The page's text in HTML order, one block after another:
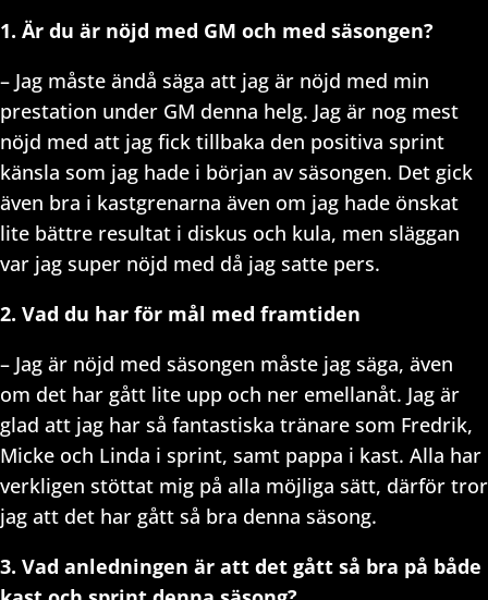
1. Är du är nöjd med GM och med säsongen?
– Jag måste ändå säga att jag är nöjd med min
prestation under GM denna helg. Jag är nog mest
nöjd med att jag fick tillbaka den positiva sprint
känsla som jag hade i början av säsongen. Det gick
även bra i kastgrenarna även om jag hade önskat
lite bättre resultat i diskus och kula, men släggan
var jag super nöjd med då jag satte pers.
2. Vad du har för mål med framtiden
– Jag är nöjd med säsongen måste jag säga, även
om det har gått lite upp och ner emellanåt. Jag är
glad att jag har så fantastiska tränare som Fredrik,
Micke och Linda i sprint, samt pappa i kast. Alla har
verkligen stöttat mig på alla möjliga sätt, därför tror
jag att det har gått så bra denna säsong.
3. Vad anledningen är att det gått så bra på både